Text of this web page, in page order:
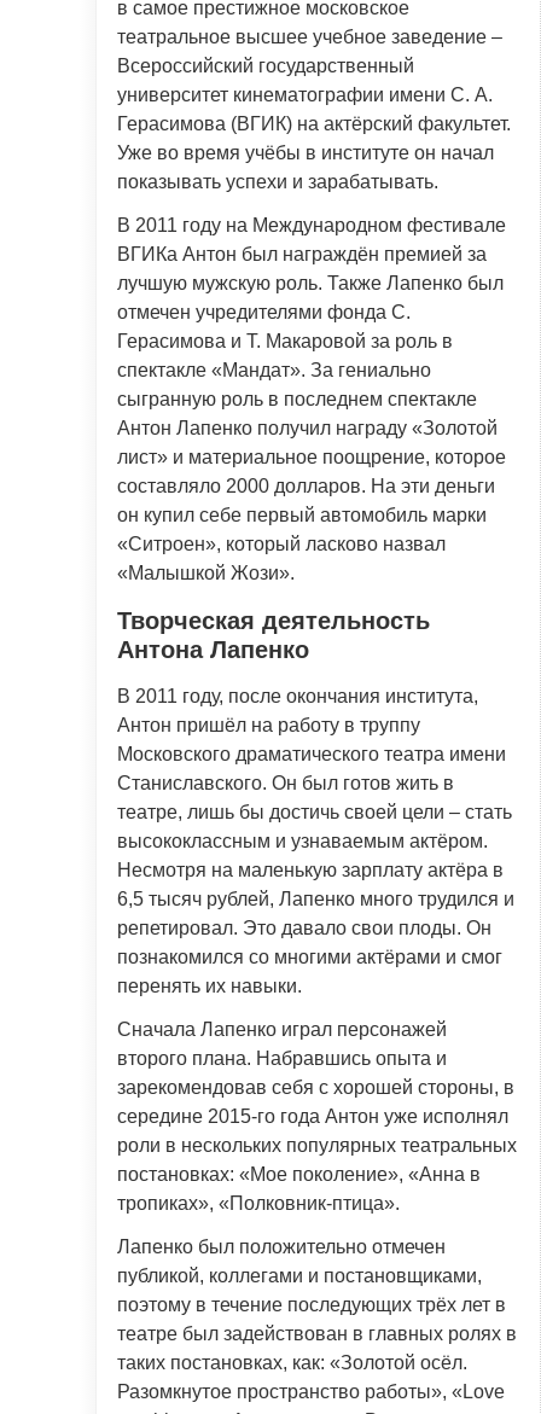
в самое престижное московское
театральное высшее учебное заведение –
Всероссийский государственный
университет кинематографии имени С. А.
Герасимова (ВГИК) на актёрский факультет.
Уже во время учёбы в институте он начал
показывать успехи и зарабатывать.
В 2011 году на Международном фестивале
ВГИКа Антон был награждён премией за
лучшую мужскую роль. Также Лапенко был
отмечен учредителями фонда С.
Герасимова и Т. Макаровой за роль в
спектакле «Мандат». За гениально
сыгранную роль в последнем спектакле
Антон Лапенко получил награду «Золотой
лист» и материальное поощрение, которое
составляло 2000 долларов. На эти деньги
он купил себе первый автомобиль марки
«Ситроен», который ласково назвал
«Малышкой Жози».
Творческая деятельность
Антона Лапенко
В 2011 году, после окончания института,
Антон пришёл на работу в труппу
Московского драматического театра имени
Станиславского. Он был готов жить в
театре, лишь бы достичь своей цели – стать
высококлассным и узнаваемым актёром.
Несмотря на маленькую зарплату актёра в
6,5 тысяч рублей, Лапенко много трудился и
репетировал. Это давало свои плоды. Он
познакомился со многими актёрами и смог
перенять их навыки.
Сначала Лапенко играл персонажей
второго плана. Набравшись опыта и
зарекомендовав себя с хорошей стороны, в
середине 2015-го года Антон уже исполнял
роли в нескольких популярных театральных
постановках: «Мое поколение», «Анна в
тропиках», «Полковник-птица».
Лапенко был положительно отмечен
публикой, коллегами и постановщиками,
поэтому в течение последующих трёх лет в
театре был задействован в главных ролях в
таких постановках, как: «Золотой осёл.
Разомкнутое пространство работы», «Love